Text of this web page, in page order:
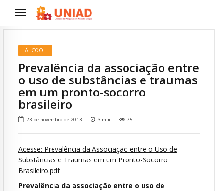
ÁLCOOL
Prevalência da associação entre
o uso de substâncias e traumas
em um pronto-socorro
brasileiro
23 de novembro de 2013 3 min 75
Acesse: Prevalência da Associação entre o Uso de
Substâncias e Traumas em um Pronto-Socorro
Brasileiro.pdf
Prevalência da associação entre o uso de